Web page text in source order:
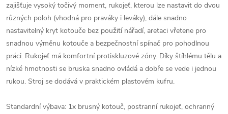
zajišťuje vysoký točivý moment, rukojeť, kterou lze nastavit do dvou
různých poloh (vhodná pro praváky i leváky), dále snadno
nastavitelný kryt kotouče bez použití nářadí, aretaci vřetene pro
snadnou výměnu kotouče a bezpečnostní spínač pro pohodlnou
práci. Rukojeť má komfortní protiskluzové zóny. Díky štíhlému tělu a
nízké hmotnosti se bruska snadno ovládá a dobře se vede i jednou
rukou. Stroj se dodává v praktickém plastovém kufru.
Standardní výbava: 1x brusný kotouč, postranní rukojeť, ochranný